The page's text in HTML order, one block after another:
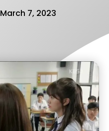
March 7, 2023